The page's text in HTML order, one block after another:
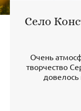
Село
Очень
творчество
довелось